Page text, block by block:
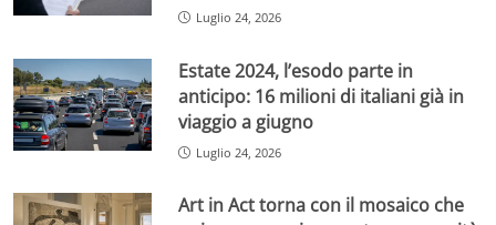
Luglio 24, 2026
Estate 2024, l’esodo parte in
anticipo: 16 milioni di italiani già in
viaggio a giugno
Luglio 24, 2026
Art in Act torna con il mosaico che